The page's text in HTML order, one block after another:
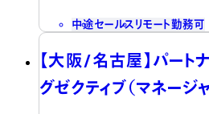
中途セールス リモート勤務可
【大阪/名古屋】パート
グゼクティブ（マネージ